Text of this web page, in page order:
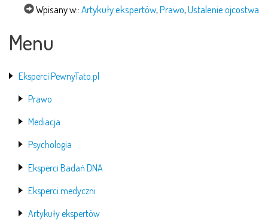
Wpisany w::Artykuły ekspertów,Prawo,Ustalenie ojcostwa
Menu
Eksperci PewnyTato.pl
Prawo
Mediacja
Psychologia
Eksperci Badań DNA
Eksperci medyczni
Artykuły ekspertów